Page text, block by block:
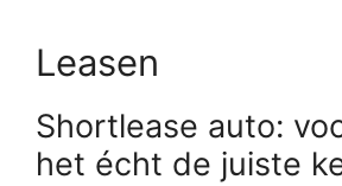
Leasen
Shortlease auto:
het écht de juiste